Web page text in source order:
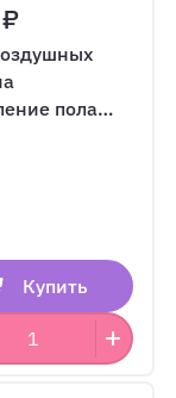
пола
Купить